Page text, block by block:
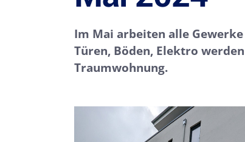
Im Mai arbeiten alle
Türen, Böden, Elektro
Traumwohnung.